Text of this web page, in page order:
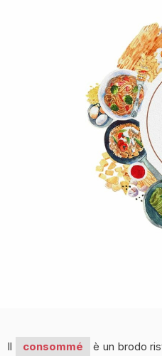
Il consommé
è un brodo